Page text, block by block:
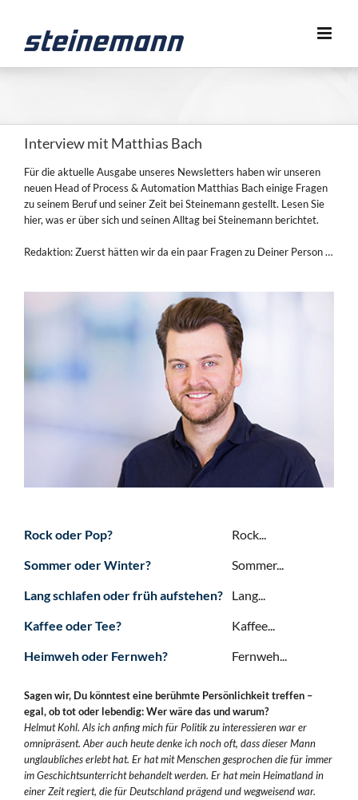
springen
Interview mit Matthias Bach
Für die aktuelle Ausgabe unseres Newsletters haben wir unseren
neuen Head of Process & Automation Matthias Bach einige Fragen
zu seinem Beruf und seiner Zeit bei Steinemann gestellt. Lesen Sie
hier, was er über sich und seinen Alltag bei Steinemann berichtet.
Redaktion: Zuerst hätten wir da ein paar Fragen zu Deiner Person …
Rock oder Pop?
Rock...
Sommer oder Winter?
Sommer...
Lang schlafen oder früh aufstehen?
Lang...
Kaffee oder Tee?
Kaffee...
Heimweh oder Fernweh?
Fernweh...
Sagen wir, Du könntest eine berühmte Persönlichkeit treffen –
egal, ob tot oder lebendig: Wer wäre das und warum?
Helmut Kohl. Als ich anfing mich für Politik zu interessieren war er
omnipräsent. Aber auch heute denke ich noch oft, dass dieser Mann
unglaubliches erlebt hat. Er hat mit Menschen gesprochen die für immer
im Geschichtsunterricht behandelt werden. Er hat mein Heimatland in
einer Zeit regiert, die für Deutschland prägend und wegweisend war.